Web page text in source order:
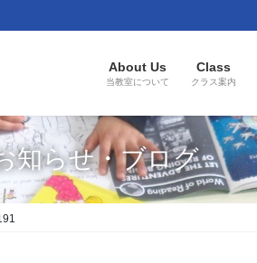
About Us
当教室について
Class
クラス案内
知らせ・ブログ